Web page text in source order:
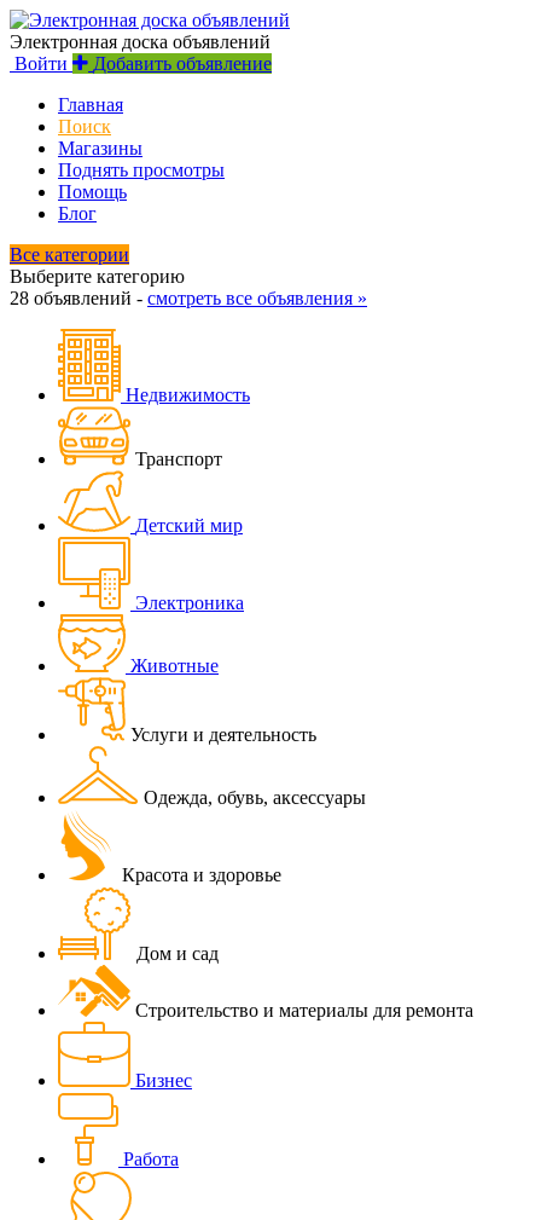
Электронная доска объявлений
Войти
Добавить объявление
Главная
Поиск
Магазины
Поднять просмотры
Помощь
Блог
Все категории
Выберите категорию
28 объявлений - смотреть все объявления »
Недвижимость
Транспорт
Детский мир
Электроника
Животные
Услуги и деятельность
Одежда, обувь, аксессуары
Красота и здоровье
Дом и сад
Строительство и материалы для ремонта
Бизнес
Работа